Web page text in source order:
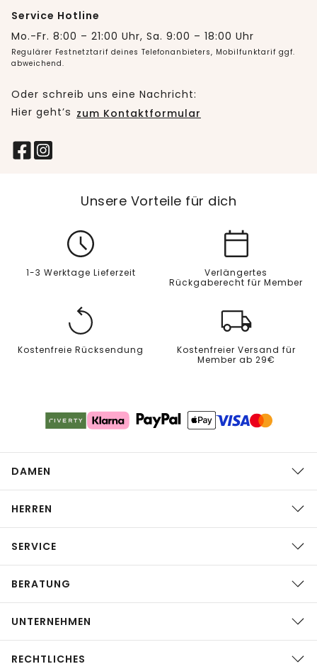
Service Hotline
Mo.-Fr. 8:00 – 21:00 Uhr, Sa. 9:00 – 18:00 Uhr
Regulärer Festnetztarif deines Telefonanbieters, Mobilfunktarif ggf.
abweichend.
Oder schreib uns eine Nachricht:
Hier geht’s zum Kontaktformular
Unsere Vorteile für dich
1-3 Werktage Lieferzeit
Verlängertes
Rückgaberecht für Member
Kostenfreie Rücksendung
Kostenfreier Versand für
Member ab 29€
DAMEN
HERREN
SERVICE
BERATUNG
UNTERNEHMEN
RECHTLICHES